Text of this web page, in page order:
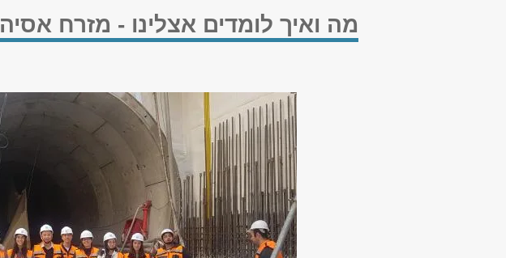
מה ואיך לומדים אצלינו - מזרח אסיה